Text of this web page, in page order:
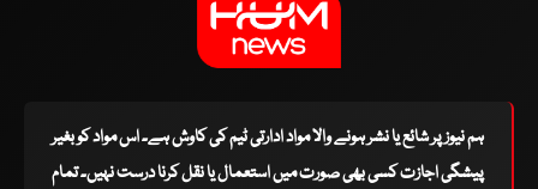
ہم نیوز پر شائع یا نشر ہونے والا مواد ادارتی ٹیم کی کاوش ہے۔ اس مواد کو بغیر
پیشگی اجازت کسی بھی صورت میں استعمال یا نقل کرنا درست نہیں۔ تمام